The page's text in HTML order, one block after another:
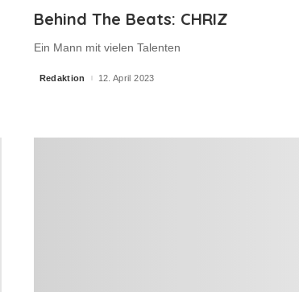
Behind The Beats: CHRIZ
Ein Mann mit vielen Talenten
Posted
Redaktion 12. April 2023